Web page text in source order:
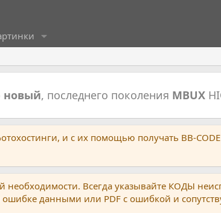
новый, последнего поколения MBUX
и с их помощью получать BB-
необходимости. Всегда указывайте КОДЫ
ошибке данными или PDF с ошибкой и